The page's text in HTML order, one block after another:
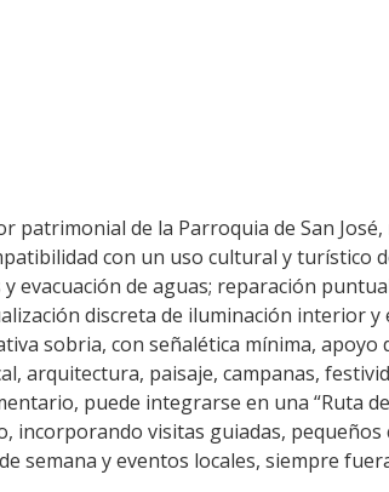
patrimonial de la Parroquia de San
con un uso cultural y turístico
evacuación de aguas; reparación
discreta de iluminación interior
sobria, con señalética mínima, apoyo
arquitectura, paisaje, campanas,
puede integrarse en una “Ruta
incorporando visitas guiadas, pequeños
semana y eventos locales, siempre